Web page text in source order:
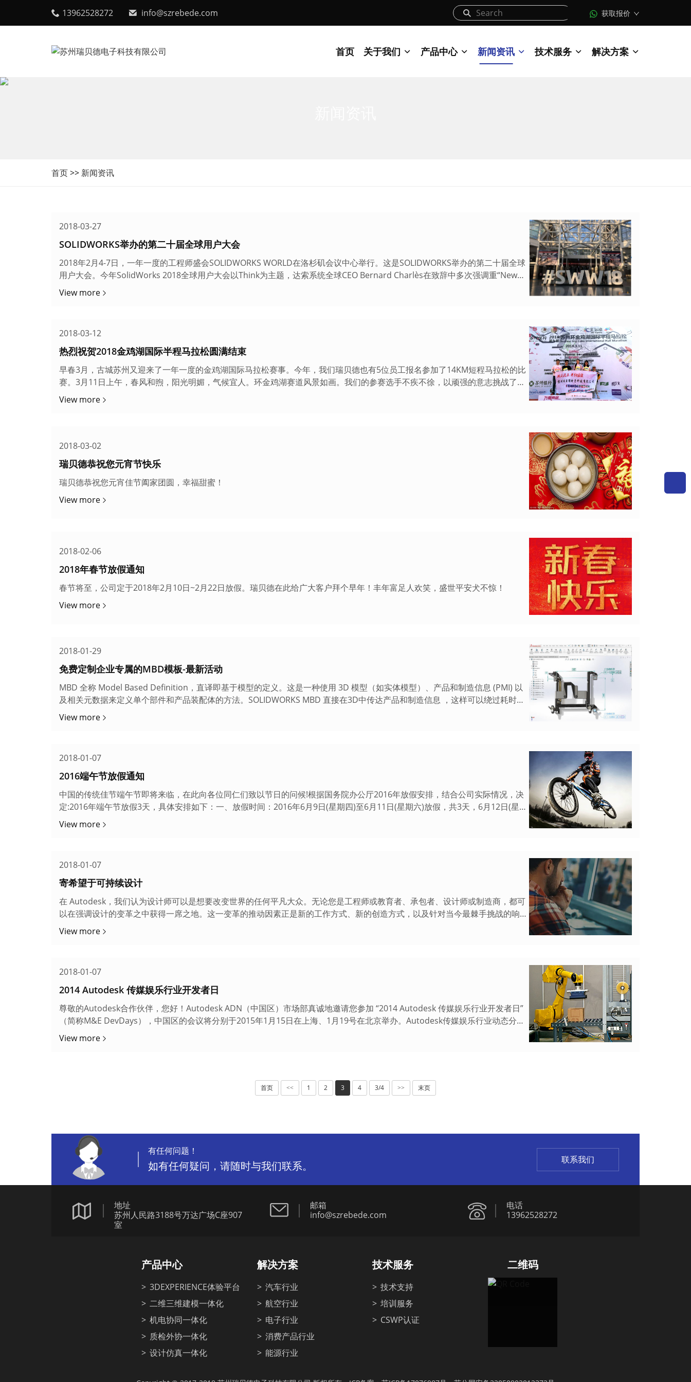
13962528272 info@szrebede.com 获取报价
首页 关于我们 产品中心 新闻资讯 技术服务 解决方案
首页>> 新闻资讯
2018-03-27
SOLIDWORKS举办的第二十届全球用户大会
2018年2月4-7日，一年一度的工程师盛会SOLIDWORKS WORLD在洛杉矶会议中心举行。这是SOLIDWORKS举办的第二十届全球
用户大会。今年SolidWorks 2018全球用户大会以Think为主题，达索系统全球CEO Bernard Charlès在致辞中多次强调重“New
Thinking”的重要性，并···
View more
2018-03-12
热烈祝贺2018金鸡湖国际半程马拉松圆满结束
早春3月，古城苏州又迎来了一年一度的金鸡湖国际马拉松赛事。今年，我们瑞贝德也有5位员工报名参加了14KM短程马拉松的比
赛。3月11日上午，春风和煦，阳光明媚，气候宜人。环金鸡湖赛道风景如画。我们的参赛选手不疾不徐，以顽强的意志挑战了极
限，突破了自我，···
View more
2018-03-02
瑞贝德恭祝您元宵节快乐
瑞贝德恭祝您元宵佳节阖家团圆，幸福甜蜜！
View more
2018-02-06
2018年春节放假通知
春节将至，公司定于2018年2月10日~2月22日放假。瑞贝德在此给广大客户拜个早年！丰年富足人欢笑，盛世平安犬不惊！
View more
2018-01-29
免费定制企业专属的MBD模板-最新活动
MBD 全称 Model Based Definition，直译即基于模型的定义。这是一种使用 3D 模型（如实体模型）、产品和制造信息 (PMI) 以
及相关元数据来定义单个部件和产品装配体的方法。SOLIDWORKS MBD 直接在3D中传达产品和制造信息 ，这样可以绕过耗时的
2D 化过程，同时···
View more
2018-01-07
2016端午节放假通知
中国的传统佳节端午节即将来临，在此向各位同仁们致以节日的问候!根据国务院办公厅2016年放假安排，结合公司实际情况，决
定:2016年端午节放假3天，具体安排如下：一、放假时间：2016年6月9日(星期四)至6月11日(星期六)放假，共3天，6月12日(星期
日)正常上班。···
View more
2018-01-07
寄希望于可持续设计
在 Autodesk，我们认为设计师可以是想要改变世界的任何平凡大众。无论您是工程师或教育者、承包者、设计师或制造商，都可
以在强调设计的变革之中获得一席之地。这一变革的推动因素正是新的工作方式、新的创造方式，以及针对当今最棘手挑战的响
应。Autodesk 提···
View more
2018-01-07
2014 Autodesk 传媒娱乐行业开发者日
尊敬的Autodesk合作伙伴，您好！Autodesk ADN（中国区）市场部真诚地邀请您参加 “2014 Autodesk 传媒娱乐行业开发者日”
（简称M&E DevDays），中国区的会议将分别于2015年1月15日在上海、1月19号在北京举办。Autodesk传媒娱乐行业动态分享
今年的开发者日，我···
View more
首页 << 1 2 3 4 3/4 >> 末页
有任何问题！
如有任何疑问，请随时与我们联系。 联系我们
地址
苏州人民路3188号万达广场C座907
室
邮箱
info@szrebede.com
电话
13962528272
产品中心
3DEXPERIENCE体验平台
二维三维建模一体化
机电协同一体化
质检外协一体化
设计仿真一体化
解决方案
汽车行业
航空行业
电子行业
消费产品行业
能源行业
技术服务
技术支持
培训服务
CSWP认证
二维码